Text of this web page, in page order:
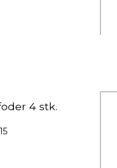
4 stk.